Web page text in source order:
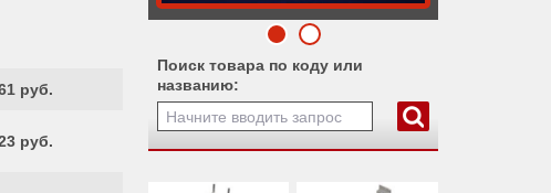
Поиск товара по коду или
названию:
руб.
руб.